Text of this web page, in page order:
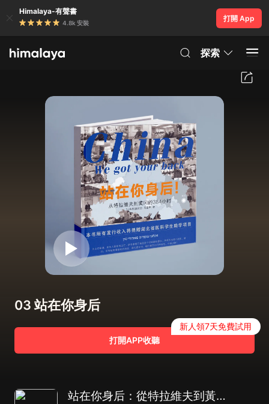
Himalaya-有聲書
4.8k 安裝
打開 App
探索
03 站在你身后
打開APP收聽
新人領7天免費試用
站在你身后：從特拉維夫到黃岡的384小時（疫情暖心故事）